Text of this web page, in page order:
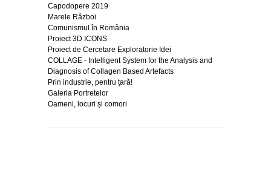
Capodopere 2019
Marele Război
Comunismul în România
Proiect 3D ICONS
Proiect de Cercetare Exploratorie Idei
COLLAGE - Intelligent System for the Analysis and
Diagnosis of Collagen Based Artefacts
Prin industrie, pentru țară!
Galeria Portretelor
Oameni, locuri și comori